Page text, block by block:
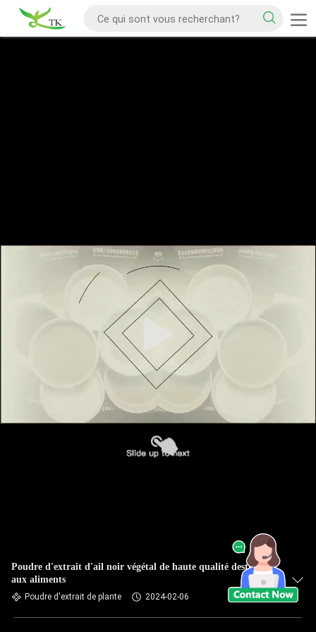
Poudre d'extrait d'ail noir végétal de haute qualité destinée
aux aliments
Poudre d'extrait de plante 2024-02-06